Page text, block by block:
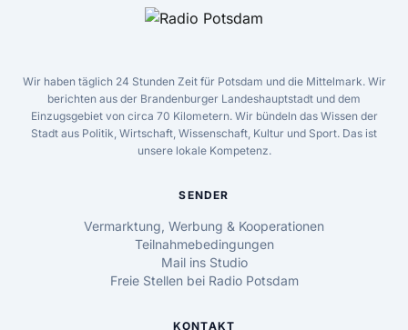
Wir haben täglich 24 Stunden Zeit für Potsdam und die Mittelmark. Wir
berichten aus der Brandenburger Landeshauptstadt und dem
Einzugsgebiet von circa 70 Kilometern. Wir bündeln das Wissen der
Stadt aus Politik, Wirtschaft, Wissenschaft, Kultur und Sport. Das ist
unsere lokale Kompetenz.
SENDER
Vermarktung, Werbung & Kooperationen
Teilnahmebedingungen
Mail ins Studio
Freie Stellen bei Radio Potsdam
KONTAKT